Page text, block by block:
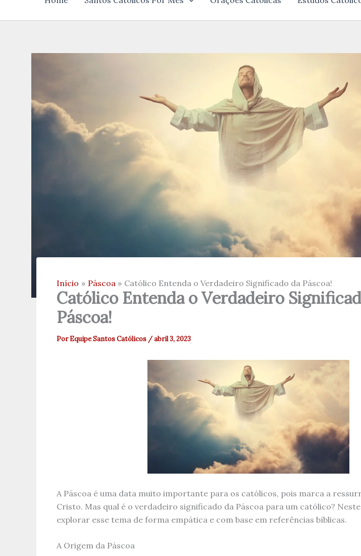
Início Páscoa Católico Entenda o Verdadeiro Significado da Páscoa!
Católico Entenda o Verdadeiro
Páscoa!
PorEquipe Santos Católicos /abril 3, 2023
A Páscoa é uma data muito importante para os católicos, pois marca a
Cristo. Mas qual é o verdadeiro significado da Páscoa para um católico?
explorar esse tema de forma empática e com base em referências bíblicas.
A Origem da Páscoa